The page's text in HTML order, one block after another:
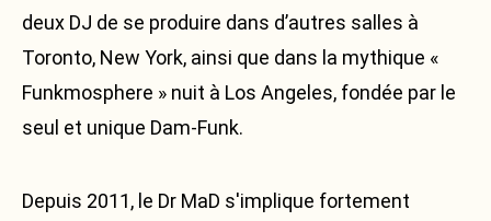
deux DJ de se produire dans d’autres salles à
Toronto, New York, ainsi que dans la mythique «
Funkmosphere » nuit à Los Angeles, fondée par le
seul et unique Dam-Funk.
Depuis 2011, le Dr MaD s'implique fortement